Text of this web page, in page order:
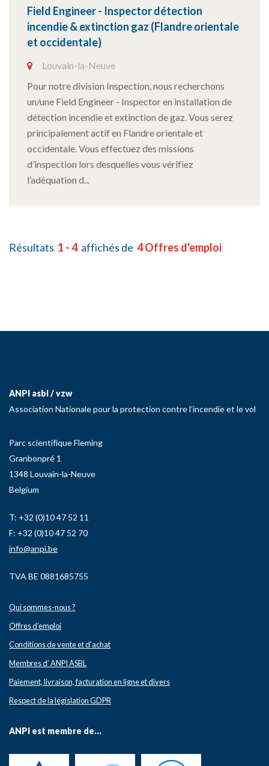
Field Engineer - Inspector détection
incendie & extinction gaz (Flandre orientale
et occidentale)
Louvain-la-Neuve
Pour notre division Inspection, nous recherchons
un/une Field Engineer - Inspector en installation de
détection incendie et extinction de gaz. Vous serez
principalement actif en Flandre orientale et
occidentale. Vous effectuez des missions
d’inspection lors desquelles vous vérifiez
l’adéquation d...
Résultats 1 - 4 affichés de 4 Offres d'emploi
ANPI asbl / vzw
Association Nationale pour la protection contre l’incendie et le vol
Parc scientifique Fleming
Granbonpré 1
1348 Louvain-la-Neuve
Belgium
T: +32 (0)10 47 52 11
F: +32 (0)10 47 52 70
info@anpi.be
TVA BE 0881685755
Qui sommes-nous ?
Offres d’emploi
Conditions de vente et d'achat
Membres d’ ANPI ASBL
Paiement, livraison, facturation en ligne et divers
Respect de la législation GDPR
ANPI est membre de...